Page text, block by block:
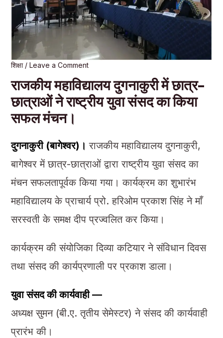
शिक्षा/ Leave a Comment
राजकीय महाविद्यालय दुगनाकुरी में छात्र-
छात्राओं ने राष्ट्रीय युवा संसद का किया
सफल मंचन।
दुगनाकुरी (बागेश्वर)। राजकीय महाविद्यालय दुगनाकुरी,
बागेश्वर में छात्र-छात्राओं द्वारा राष्ट्रीय युवा संसद का
मंचन सफलतापूर्वक किया गया। कार्यक्रम का शुभारंभ
महाविद्यालय के प्राचार्य प्रो. हरिओम प्रकाश सिंह ने माँ
सरस्वती के समक्ष दीप प्रज्वलित कर किया।
कार्यक्रम की संयोजिका दिव्या कटियार ने संविधान दिवस
तथा संसद की कार्यप्रणाली पर प्रकाश डाला।
युवा संसद की कार्यवाही —
अध्यक्ष सुमन (बी.ए. तृतीय सेमेस्टर) ने संसद की कार्यवाही
प्रारंभ की।